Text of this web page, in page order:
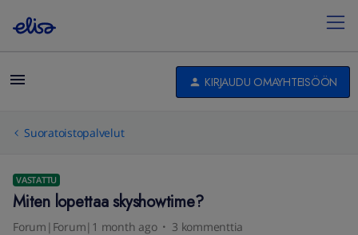
KIRJAUDU OMAYHTEISÖÖN
Suoratoistopalvelut
VASTATTU
Miten lopettaa skyshowtime?
Forum|Forum|1 month ago 3 kommenttia